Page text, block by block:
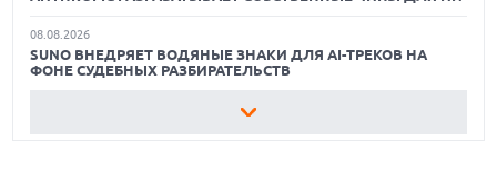
08.08.2026
SUNO ВНЕДРЯЕТ ВОДЯНЫЕ ЗНАКИ ДЛЯ AI-ТРЕКОВ НА
ФОНЕ СУДЕБНЫХ РАЗБИРАТЕЛЬСТВ